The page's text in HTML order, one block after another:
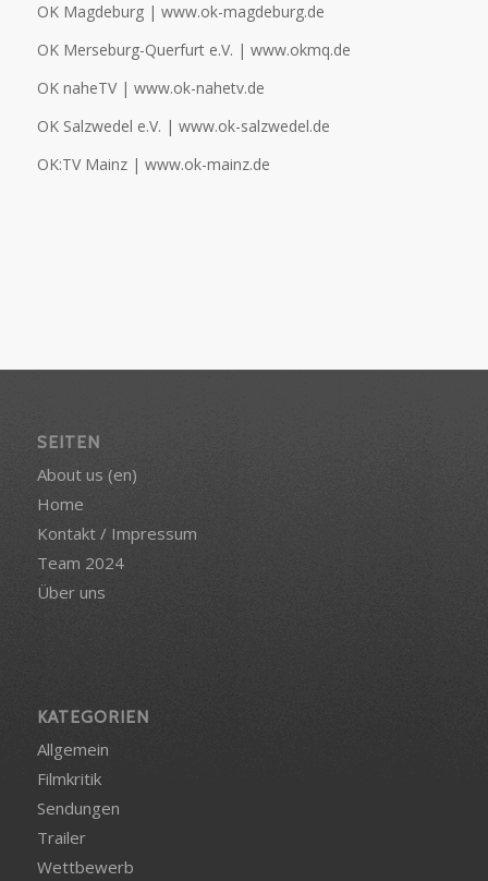
OK Magdeburg | www.ok-magdeburg.de
OK Merseburg-Querfurt e.V. | www.okmq.de
OK naheTV | www.ok-nahetv.de
OK Salzwedel e.V. | www.ok-salzwedel.de
OK:TV Mainz | www.ok-mainz.de
SEITEN
About us (en)
Home
Kontakt / Impressum
Team 2024
Über uns
KATEGORIEN
Allgemein
Filmkritik
Sendungen
Trailer
Wettbewerb